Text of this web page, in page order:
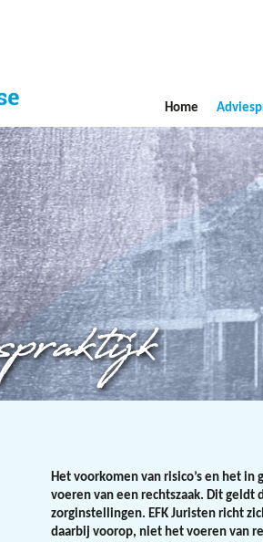
Home
Het voorkomen van risico’s en het
voeren van een rechtszaak. Dit geldt
zorginstellingen. EFK Juristen richt
daarbij voorop, niet het voeren van